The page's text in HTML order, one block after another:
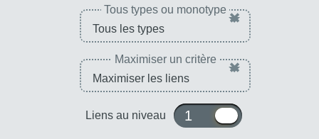
Tous types ou monotype ×
Maximiser un critère ×
Liens au niveau 1 ou 10